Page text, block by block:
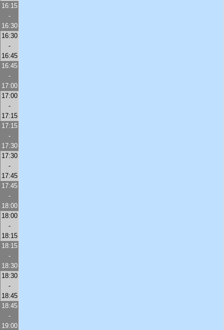
16:15
-
16:30
16:30
-
16:45
16:45
-
17:00
17:00
-
17:15
17:15
-
17:30
17:30
-
17:45
17:45
-
18:00
18:00
-
18:15
18:15
-
18:30
18:30
-
18:45
18:45
-
19:00